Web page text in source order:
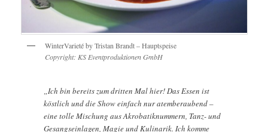
WinterVarieté by Tristan Brandt – Hauptspeise
Copyright: KS Eventproduktionen GmbH
„Ich bin bereits zum dritten Mal hier! Das Essen ist
köstlich und die Show einfach nur atemberaubend –
eine tolle Mischung aus Akrobatiknummern, Tanz- und
Gesangseinlagen, Magie und Kulinarik. Ich komme